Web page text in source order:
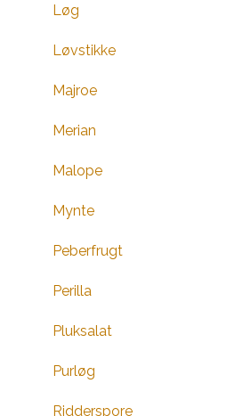
Løg
Løvstikke
Majroe
Merian
Malope
Mynte
Peberfrugt
Perilla
Pluksalat
Purløg
Ridderspore